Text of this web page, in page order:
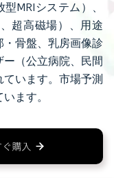
MRIシステム）、
超高磁場）、用途
・骨盤、乳房画像診
（公立病院、民間
います。市場予測
ます。